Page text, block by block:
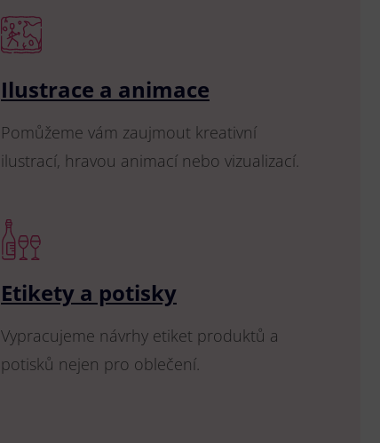
Ilustrace a animace
Pomůžeme vám zaujmout kreativní
ilustrací, hravou animací nebo vizualizací.
Etikety a potisky
Vypracujeme návrhy etiket produktů a
potisků nejen pro oblečení.